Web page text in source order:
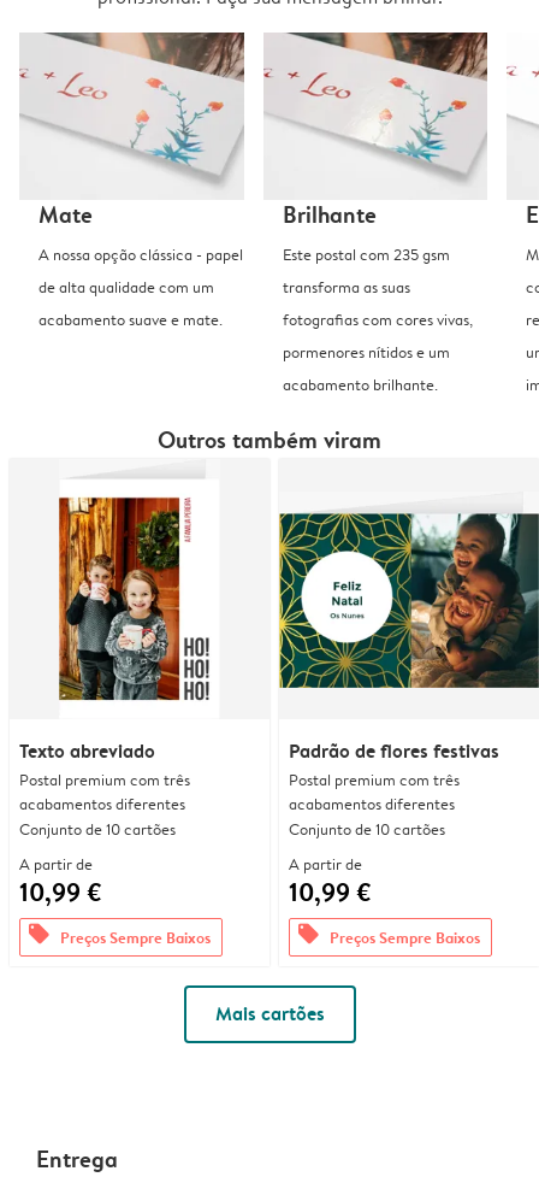
Mate
A nossa opção clássica - papel
de alta qualidade com um
acabamento suave e mate.
Brilhante
Este postal com 235 gsm
transforma as suas
fotografias com cores vivas,
pormenores nítidos e um
acabamento brilhante.
Outros também viram
Texto abreviado
Postal premium com três
acabamentos diferentes
Conjunto de 10 cartões
A partir de
10,99 €
offers Preços Sempre Baixos
Padrão de flores festivas
Postal premium com três
acabamentos diferentes
Conjunto de 10 cartões
A partir de
10,99 €
offers Preços Sempre Baixos
Mais cartões
Entrega